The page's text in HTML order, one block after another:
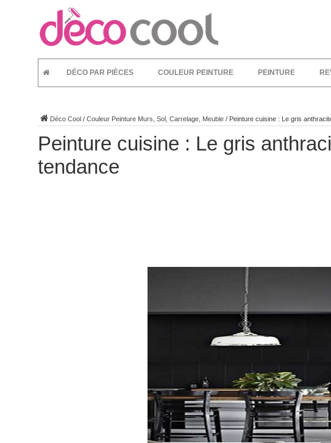
DÉCO PAR PIÈCES COULEUR PEINTURE PEINTURE
Déco Cool / Couleur Peinture Murs, Sol, Carrelage, Meuble / Peinture cuisine : Le gris
Peinture cuisine : Le gris
tendance